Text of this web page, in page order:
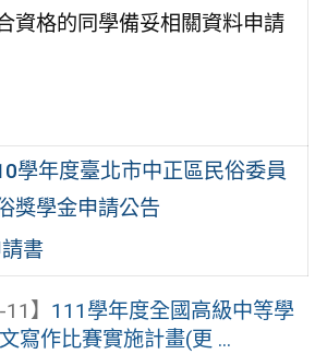
資格的同學備妥相關資料申請
學年度臺北市中正區民俗委員
獎學金申請公告
書
】 111學年度全國高級中等學
寫作比賽實施計畫(更 ...